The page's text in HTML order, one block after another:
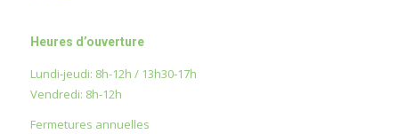
Heures d’ouverture
Lundi-jeudi: 8h-12h / 13h30-17h
Vendredi: 8h-12h
Fermetures annuelles